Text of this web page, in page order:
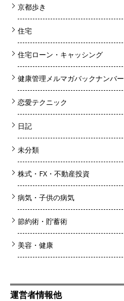
京都歩き
住宅
住宅ローン・キャッシング
健康管理メルマガバックナンバー
恋愛テクニック
日記
未分類
株式・FX・不動産投資
病気・子供の病気
節約術・貯蓄術
美容・健康
運営者情報他